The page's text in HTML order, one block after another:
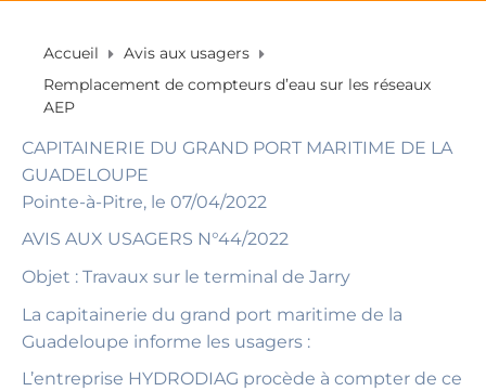
Accueil
Avis aux usagers
Remplacement de compteurs d’eau sur les réseaux
AEP
CAPITAINERIE DU GRAND PORT MARITIME DE LA
GUADELOUPE
Pointe-à-Pitre, le 07/04/2022
AVIS AUX USAGERS N°44/2022
Objet : Travaux sur le terminal de Jarry
La capitainerie du grand port maritime de la
Guadeloupe informe les usagers :
L’entreprise HYDRODIAG procède à compter de ce